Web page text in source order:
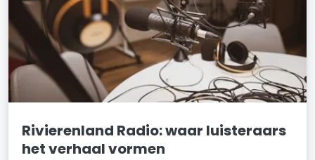
Rivierenland Radio: waar luisteraars
het verhaal vormen